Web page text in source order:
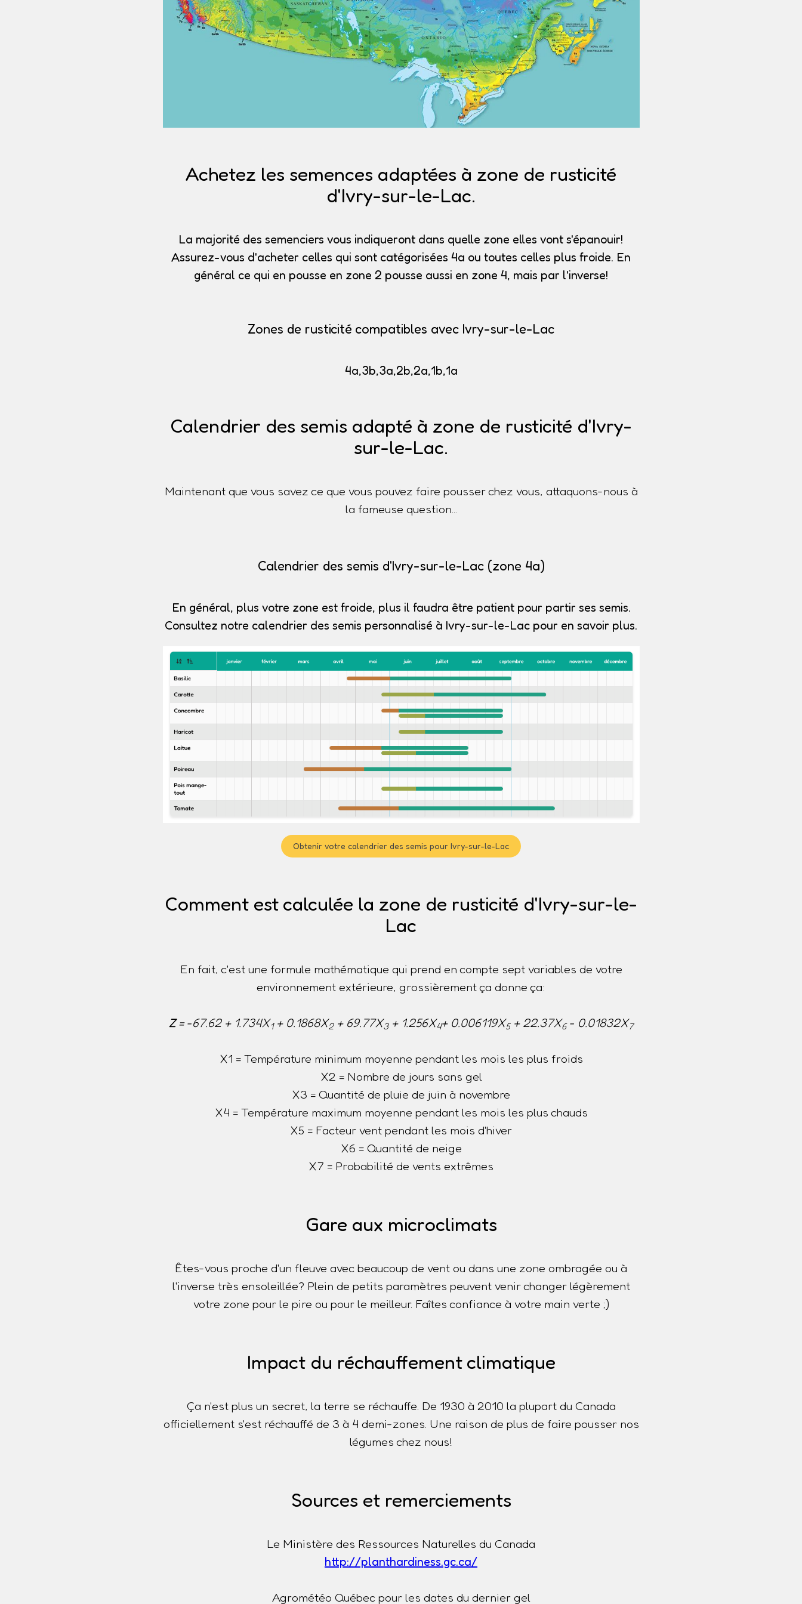
Achetez les semences adaptées à zone de rusticité
d'Ivry-sur-le-Lac.
La majorité des semenciers vous indiqueront dans quelle zone elles vont s'épanouir!
Assurez-vous d'acheter celles qui sont catégorisées 4a ou toutes celles plus froide. En
général ce qui en pousse en zone 2 pousse aussi en zone 4, mais par l'inverse!
Zones de rusticité compatibles avec Ivry-sur-le-Lac
4a,3b,3a,2b,2a,1b,1a
Calendrier des semis adapté à zone de rusticité d'Ivry-
sur-le-Lac.
Maintenant que vous savez ce que vous pouvez faire pousser chez vous, attaquons-nous à
la fameuse question...
Calendrier des semis d'Ivry-sur-le-Lac (zone 4a)
En général, plus votre zone est froide, plus il faudra être patient pour partir ses semis.
Consultez notre calendrier des semis personnalisé à Ivry-sur-le-Lac pour en savoir plus.
Obtenir votre calendrier des semis pour Ivry-sur-le-Lac
Comment est calculée la zone de rusticité d'Ivry-sur-le-
Lac
En fait, c'est une formule mathématique qui prend en compte sept variables de votre
environnement extérieure, grossièrement ça donne ça:
Z= -67.62 + 1.734X1+ 0.1868X2+ 69.77X3+ 1.256X4+ 0.006119X5+ 22.37X6- 0.01832X7
X1 = Température minimum moyenne pendant les mois les plus froids
X2 = Nombre de jours sans gel
X3 = Quantité de pluie de juin à novembre
X4 = Température maximum moyenne pendant les mois les plus chauds
X5 = Facteur vent pendant les mois d'hiver
X6 = Quantité de neige
X7 = Probabilité de vents extrêmes
Gare aux microclimats
Êtes-vous proche d'un fleuve avec beaucoup de vent ou dans une zone ombragée ou à
l'inverse très ensoleillée? Plein de petits paramètres peuvent venir changer légèrement
votre zone pour le pire ou pour le meilleur. Faîtes confiance à votre main verte ;)
Impact du réchauffement climatique
Ça n'est plus un secret, la terre se réchauffe. De 1930 à 2010 la plupart du Canada
officiellement s'est réchauffé de 3 à 4 demi-zones. Une raison de plus de faire pousser nos
légumes chez nous!
Sources et remerciements
Le Ministère des Ressources Naturelles du Canada
http://planthardiness.gc.ca/
Agrométéo Québec pour les dates du dernier gel